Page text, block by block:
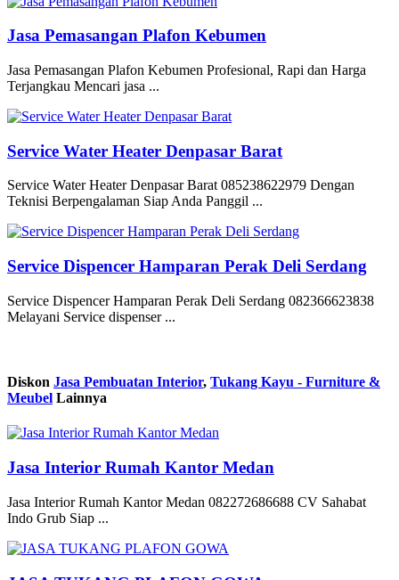
Jasa Pemasangan Plafon Kebumen
Jasa Pemasangan Plafon Kebumen Profesional, Rapi dan Harga
Terjangkau Mencari jasa ...
Service Water Heater Denpasar Barat
Service Water Heater Denpasar Barat 085238622979 Dengan
Teknisi Berpengalaman Siap Anda Panggil ...
Service Dispencer Hamparan Perak Deli Serdang
Service Dispencer Hamparan Perak Deli Serdang 082366623838
Melayani Service dispenser ...
Diskon Jasa Pembuatan Interior, Tukang Kayu - Furniture &
Meubel Lainnya
Jasa Interior Rumah Kantor Medan
Jasa Interior Rumah Kantor Medan 082272686688 CV Sahabat
Indo Grub Siap ...